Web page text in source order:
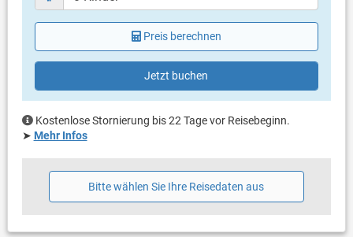
Balkongröße: 10 m²
Weitere Informationen
Garten zur Benutzung
Privater Parkplatz auf dem Grundstück
Haustier nicht erlaubt
Klimaanlage im Preis inklusive
Eigentümer lebt im gleichen Haus
Internet per WLAN
Preis berechnen
Jetzt buchen
Kostenlose Stornierung bis 22 Tage vor Reisebeginn.
➤ Mehr Infos
Bitte wählen Sie Ihre Reisedaten aus